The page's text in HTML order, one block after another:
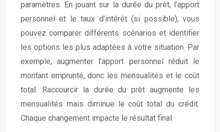
paramètres. En jouant sur la durée du prêt, l’apport
personnel et le taux d’intérêt (si possible), vous
pouvez comparer différents scénarios et identifier
les options les plus adaptées à votre situation. Par
exemple, augmenter l’apport personnel réduit le
montant emprunté, donc les mensualités et le coût
total. Raccourcir la durée du prêt augmente les
mensualités mais diminue le coût total du crédit.
Chaque changement impacte le résultat final.